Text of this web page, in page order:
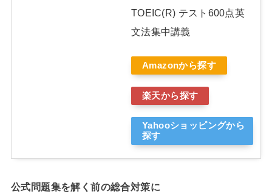
TOEIC(R) テスト600点英
文法集中講義
Amazonから探す
楽天から探す
Yahooショッピングから
探す
公式問題集を解く前の総合対策に